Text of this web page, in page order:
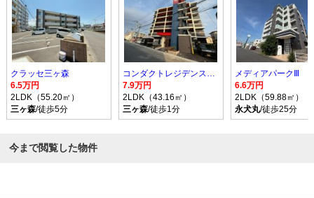
クラッセ三ヶ森
6.5万円
2LDK（55.20㎡）
三ヶ森/徒歩5分
コンダクトレジデンスSANGAMORI
7.9万円
2LDK（43.16㎡）
三ヶ森/徒歩1分
メディアパークⅢ
6.6万円
2LDK（59.88㎡）
永犬丸/徒歩25分
今まで閲覧した物件